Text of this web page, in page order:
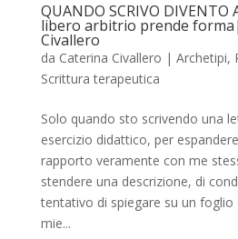
QUANDO SCRIVO DIVENTO
libero arbitrio prende
Civallero
da Caterina Civallero | Archetipi,
Scrittura terapeutica
Solo quando sto scrivendo una
esercizio didattico, per
rapporto veramente con me
stendere una descrizione, di
tentativo di spiegare su un foglio
mie...